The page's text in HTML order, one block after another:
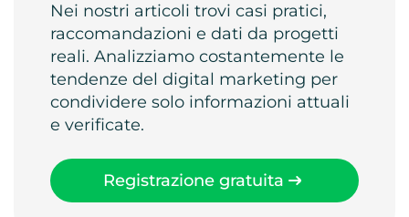
Nei nostri articoli trovi casi pratici,
raccomandazioni e dati da progetti
reali. Analizziamo costantemente le
tendenze del digital marketing per
condividere solo informazioni attuali
e verificate.
Registrazione gratuita